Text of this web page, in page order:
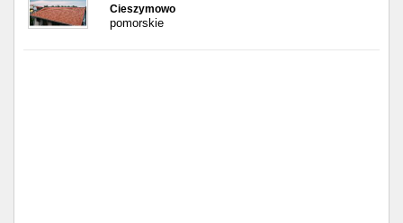
Cieszymowo
pomorskie
Lublin